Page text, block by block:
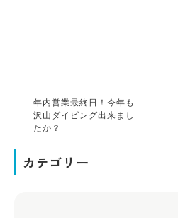
年内営業最終日！今年も
沢山ダイビング出来まし
たか？
カテゴリー